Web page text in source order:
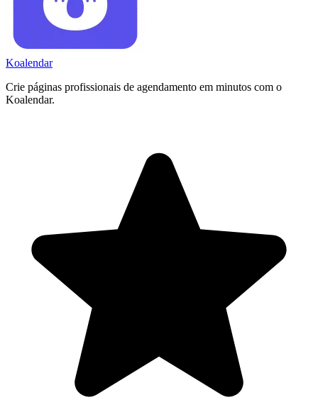
Koalendar
Crie páginas profissionais de agendamento em minutos com o
Koalendar.